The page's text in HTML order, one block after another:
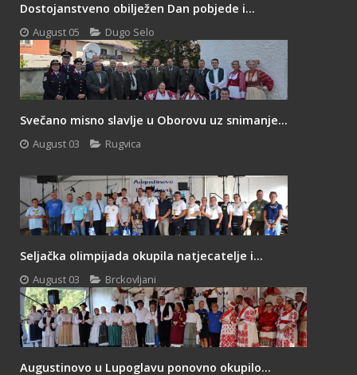
Dostojanstveno obilježen Dan pobjede i...
August 05 Dugo Selo
Svečano misno slavlje u Oborovu uz snimanje...
August 03 Rugvica
Seljačka olimpijada okupila natjecatelje i...
August 03 Brckovljani
Augustinovo u Lupoglavu ponovno okupilo...